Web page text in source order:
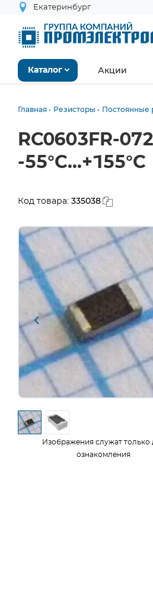
Екатеринбург
Каталог Акции
Главная Резисторы Постоянные
RC0603FR-
-55°С...+155°С
Код товара: 335038
Изображения служат только
ознакомления